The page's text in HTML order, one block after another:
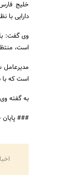
خلیج
دارایی با
وی گفت:
است،
است که با
به گفته وی،
###